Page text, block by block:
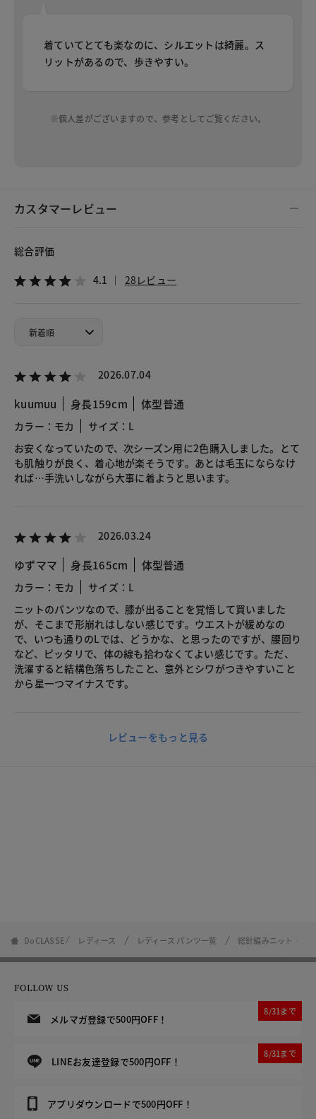
着ていてとても楽なのに、シルエットは綺麗。ス
リットがあるので、歩きやすい。
※個人差がございますので、参考としてご覧ください。
カスタマーレビュー
総合評価
4.1 28レビュー
2026.07.04
kuumuu 身長159cm 体型普通
カラー：モカ
サイズ：L
お安くなっていたので、次シーズン用に2色購入しました。とて
も肌触りが良く、着心地が楽そうです。あとは毛玉にならなけ
れば…手洗いしながら大事に着ようと思います。
2026.03.24
ゆずママ 身長165cm 体型普通
カラー：モカ
サイズ：L
ニットのパンツなので、膝が出ることを覚悟して買いました
が、そこまで形崩れはしない感じです。ウエストが緩めなの
で、いつも通りのLでは、どうかな、と思ったのですが、腰回り
など、ピッタリで、体の線も拾わなくてよい感じです。ただ、
洗濯すると結構色落ちしたこと、意外とシワがつきやすいこと
から星一つマイナスです。
レビューをもっと見る
DoCLASSE レディース レディース パンツ一覧 総針編みニット・ス
FOLLOW US
メルマガ登録で500円OFF！
8/31まで
LINEお友達登録で500円OFF！
8/31まで
アプリダウンロードで500円OFF！